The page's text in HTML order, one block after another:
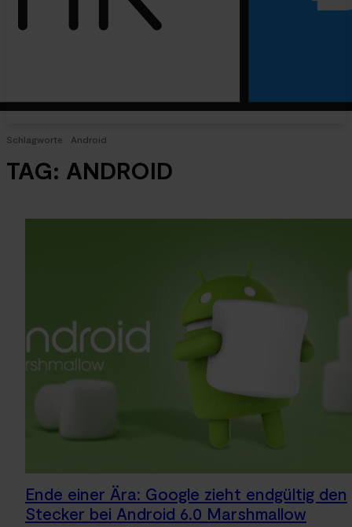
Schlagworte Android
TAG: ANDROID
Ende einer Ära: Google zieht endgültig den
Stecker bei Android 6.0 Marshmallow